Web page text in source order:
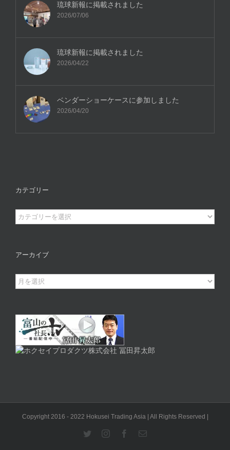
琉球新報に掲載されました
2026/07/06
琉球新報に掲載されました
2026/04/22
ベンダーショーケースに参加しました
2026/04/20
カテゴリー
カ
テ
ー
アーカイブ
ア
ー
Copyright 2016 - 2022 Hokusei Trading Asia | All Rights Reserved |
TwitterInstagramFacebook
電